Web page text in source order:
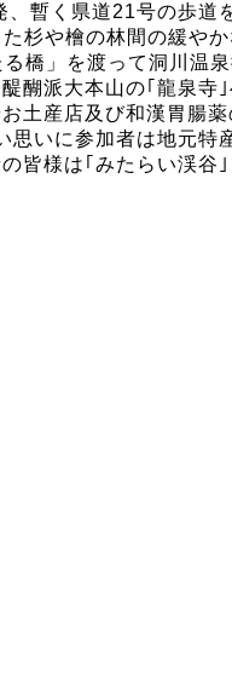
暫く県道21号の歩道
杉や檜の林間の緩や
橋」を渡って洞川温
醐派大本山の｢龍泉
土産店及び和漢胃腸
思いに参加者は地元特
皆様は｢みたらい渓谷